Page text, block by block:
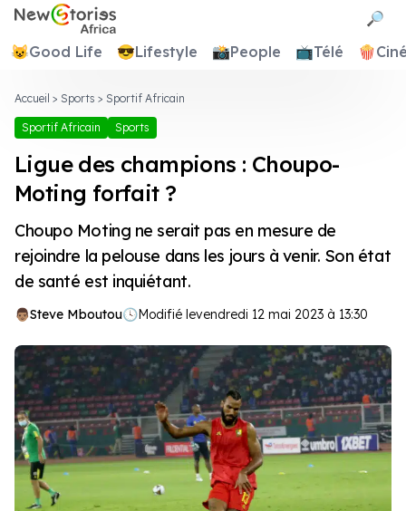
Newstories Africa
🔎
😺Good Life 😎Lifestyle 📸People 📺Télé 🍿
Accueil > Sports > Sportif Africain
Sportif Africain Sports
Ligue des champions : Choupo-
Moting forfait ?
Choupo Moting ne serait pas en mesure de
rejoindre la pelouse dans les jours à venir. Son état
de santé est inquiétant.
Steve Mboutou🕓Modifié levendredi 12 mai 2023 à 13:30